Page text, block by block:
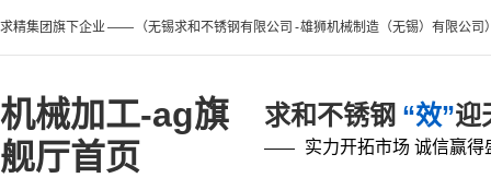
求精集团旗下企业 —— （无锡求和不锈钢有限公司 - 雄狮机械制造（无锡）有限公司
机械加工-ag旗
舰厅首页
求和不锈钢 “效”迎
—— 实力开拓市场 诚信赢得